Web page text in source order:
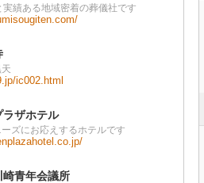
績ある地域密着の葬儀社です
ic002.html
ラザホテル
ズにお応えするホテルです
青年会議所